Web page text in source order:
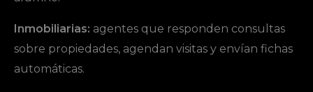
Inmobiliarias: agentes que responden consultas
sobre propiedades, agendan visitas y envían fichas
automáticas.